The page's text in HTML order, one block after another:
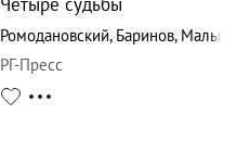
Ромодановский, Баринов,
РГ-Пресс